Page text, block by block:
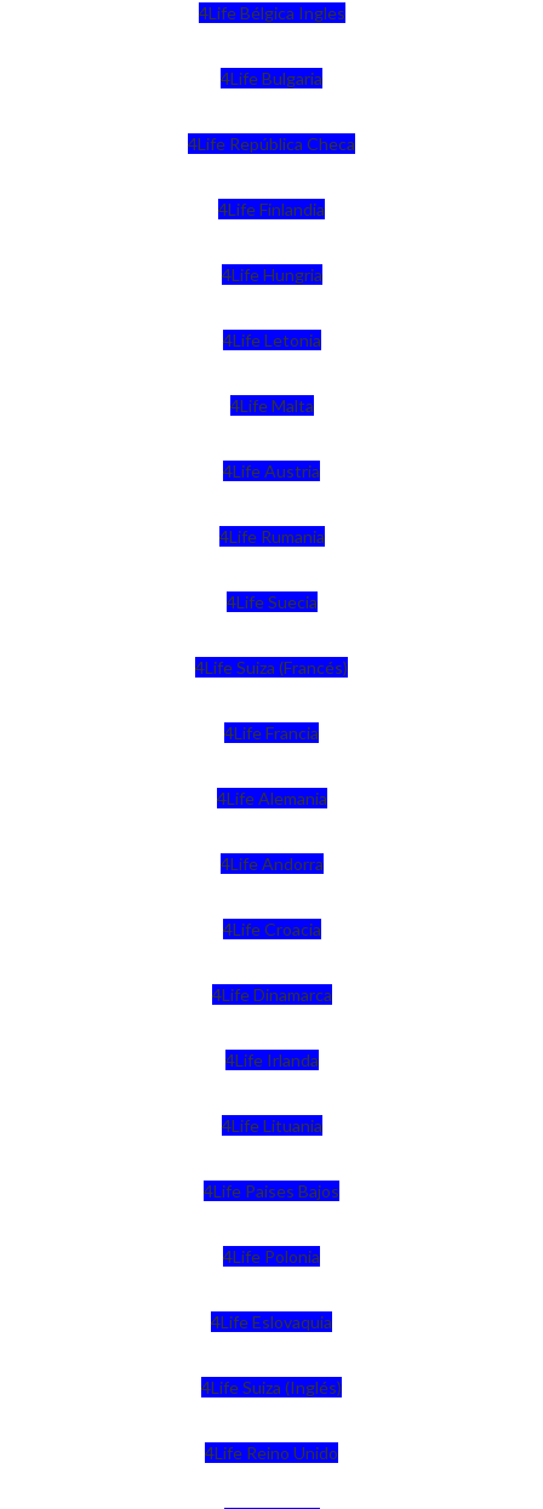
4Life Bélgica Ingles
4Life Bulgaria
4Life República Checa
4Life Finlandia
4Life Hungria
4Life Letonia
4Life Malta
4Life Austria
4Life Rumania
4Life Suecia
4Life Suiza (Francés)
4Life Francia
4Life Alemania
4Life Andorra
4Life Croacia
4Life Dinamarca
4Life Irlanda
4Life Lituania
4Life Paises Bajos
4Life Polonia
4Life Eslovaquia
4Life Suiza (Inglés)
4Life Reino Unido